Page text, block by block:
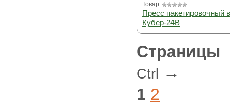
Товар
Пресс пакетировочный
Кубер-24В
Страницы
Ctrl
→
1 2